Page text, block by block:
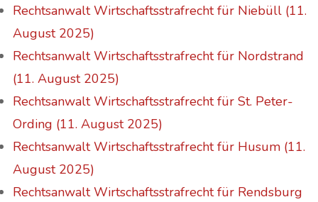
Rechtsanwalt Wirtschaftsstrafrecht für Niebüll (11.
August 2025)
Rechtsanwalt Wirtschaftsstrafrecht für Nordstrand
(11. August 2025)
Rechtsanwalt Wirtschaftsstrafrecht für St. Peter-
Ording (11. August 2025)
Rechtsanwalt Wirtschaftsstrafrecht für Husum (11.
August 2025)
Rechtsanwalt Wirtschaftsstrafrecht für Rendsburg